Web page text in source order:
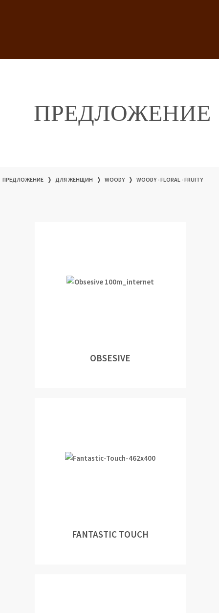
ПРЕДЛОЖЕНИЕ
ПРЕДЛОЖЕНИЕ ❭ ДЛЯ ЖЕНЩИН ❭ WOODY ❭ WOODY - FLORAL - FRUITY
OBSESIVE
FANTASTIC TOUCH